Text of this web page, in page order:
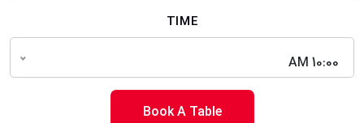
TIME
10:00 AM
Book A Table